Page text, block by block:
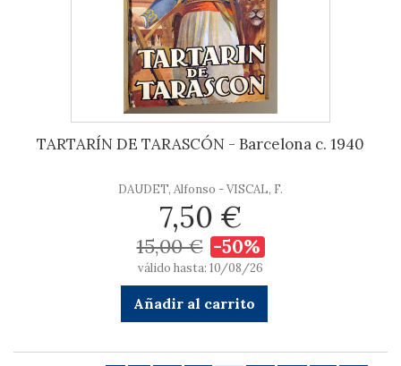
TARTARÍN DE TARASCÓN - Barcelona c. 1940
DAUDET, Alfonso - VISCAL, F.
7,50 €
15,00 € -50%
válido hasta: 10/08/26
Añadir al carrito